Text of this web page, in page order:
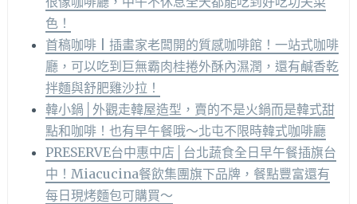
色！
首稿咖啡 | 插畫家老闆開的質感咖啡館！一站式咖啡
廳，可以吃到巨無霸肉桂捲外酥內濕潤，還有鹹香乾
拌麵與舒肥雞沙拉！
韓小鍋│外觀走韓屋造型，賣的不是火鍋而是韓式甜
點和咖啡！也有早午餐哦～北屯不限時韓式咖啡廳
PRESERVE台中惠中店│台北蔬食全日早午餐插旗台
中！Miacucina餐飲集團旗下品牌，餐點豐富還有
每日現烤麵包可購買～